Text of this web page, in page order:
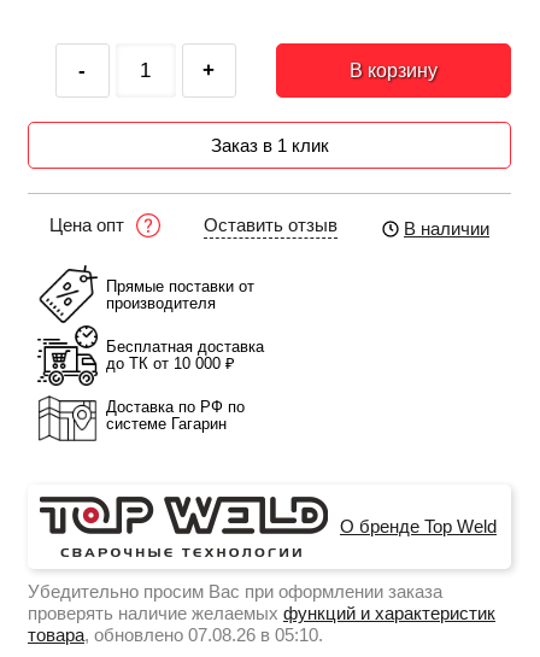
- + В корзину
Заказ в 1 клик
Цена опт Оставить отзыв В наличии
Прямые поставки от
производителя
Бесплатная доставка
до ТК от 10 000 ₽
Доставка по РФ по
системе Гагарин
О бренде Top Weld
Убедительно просим Вас при оформлении заказа
проверять наличие желаемых функций и характеристик
товара, обновлено 07.08.26 в 05:10.